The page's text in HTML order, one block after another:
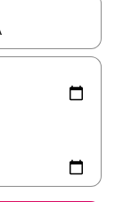
วจผลการค้นหา